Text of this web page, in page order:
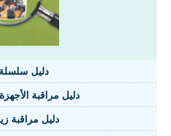
دليل سلسلة
دليل مراقبة
دليل مراقبة